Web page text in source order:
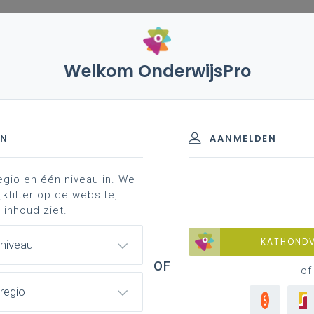
tot wijziging van
van 15 juni 2007
wat betreft het
Frans, Engels en
Welkom OnderwijsPro
AANMELDEN
of
en één niveau in. We
op de website,
ziet.